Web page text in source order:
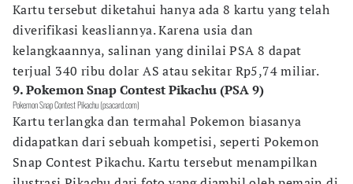
Kartu tersebut diketahui hanya ada 8 kartu yang telah
diverifikasi keasliannya. Karena usia dan
kelangkaannya, salinan yang dinilai PSA 8 dapat
terjual 340 ribu dolar AS atau sekitar Rp5,74 miliar.
9. Pokemon Snap Contest Pikachu (PSA 9)
Pokemon Snap Contest Pikachu (psacard.com)
Kartu terlangka dan termahal Pokemon biasanya
didapatkan dari sebuah kompetisi, seperti Pokemon
Snap Contest Pikachu. Kartu tersebut menampilkan